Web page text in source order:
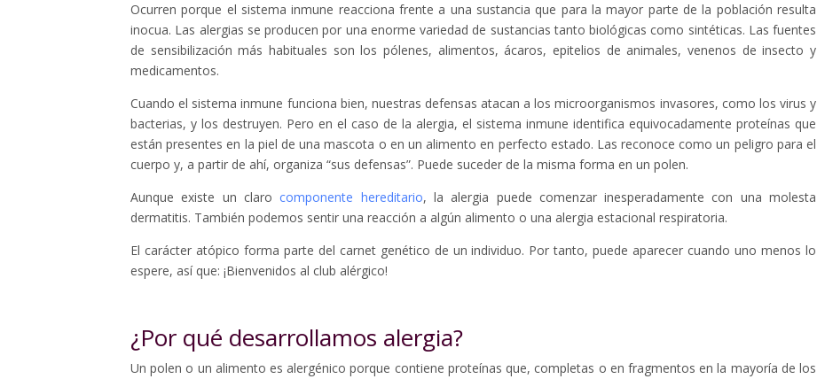
Ocurren porque el sistema inmune reacciona frente a una sustancia que para la mayor parte de la población resulta
inocua. Las alergias se producen por una enorme variedad de sustancias tanto biológicas como sintéticas. Las fuentes
de sensibilización más habituales son los pólenes, alimentos, ácaros, epitelios de animales, venenos de insecto y
medicamentos.
Cuando el sistema inmune funciona bien, nuestras defensas atacan a los microorganismos invasores, como los virus y
bacterias, y los destruyen. Pero en el caso de la alergia, el sistema inmune identifica equivocadamente proteínas que
están presentes en la piel de una mascota o en un alimento en perfecto estado. Las reconoce como un peligro para el
cuerpo y, a partir de ahí, organiza “sus defensas”. Puede suceder de la misma forma en un polen.
Aunque existe un clarocomponente hereditario, la alergia puede comenzar inesperadamente con una molesta
dermatitis. También podemos sentir una reacción a algún alimento o una alergia estacional respiratoria.
El carácter atópico forma parte del carnet genético de un individuo. Por tanto, puede aparecer cuando uno menos lo
espere, así que: ¡Bienvenidos al club alérgico!
¿Por qué desarrollamos alergia?
Un polen o un alimento es alergénico porque contiene proteínas que, completas o en fragmentos en la mayoría de los